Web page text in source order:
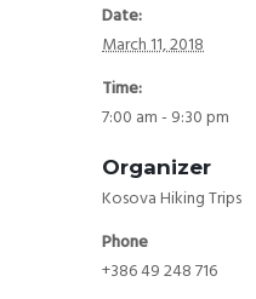
Date:
March 11, 2018
Time:
7:00 am - 9:30 pm
Organizer
Kosova Hiking Trips
Phone
+386 49 248 716